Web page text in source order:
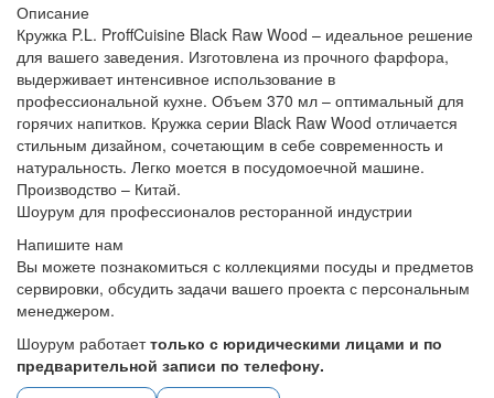
Описание
Кружка P.L. ProffCuisine Black Raw Wood – идеальное решение
для вашего заведения. Изготовлена из прочного фарфора,
выдерживает интенсивное использование в
профессиональной кухне. Объем 370 мл – оптимальный для
горячих напитков. Кружка серии Black Raw Wood отличается
стильным дизайном, сочетающим в себе современность и
натуральность. Легко моется в посудомоечной машине.
Производство – Китай.
Шоурум для профессионалов ресторанной индустрии
Напишите нам
Вы можете познакомиться с коллекциями посуды и предметов
сервировки, обсудить задачи вашего проекта с персональным
менеджером.
Шоурум работаеттолько с юридическими лицами и по
предварительной записи по телефону.